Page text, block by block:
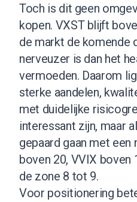
Toch is dit geen
kopen. VXST blijft
de markt de komende
nerveuzer is dan het
vermoeden. Daarom
sterke aandelen,
met duidelijke
interessant zijn, maar
gepaard gaan met een
boven 20, VVIX
de zone 8 tot 9.
Voor positionering